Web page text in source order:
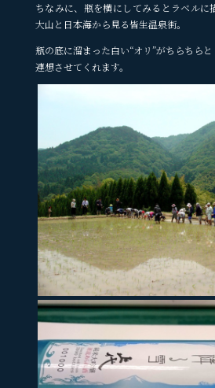
ちなみに、瓶を横にしてみるとラベルに
大山と日本海から見る皆生温泉街。
瓶の底に溜まった白い“オリ”がちらちら
連想させてくれます。